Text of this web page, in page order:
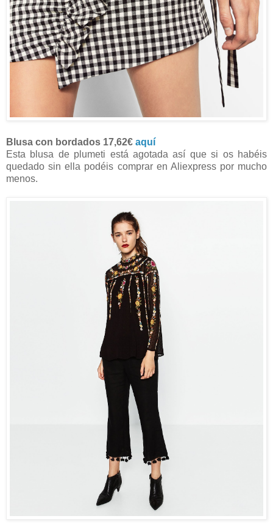
Blusa con bordados 17,62€ aquí
Esta blusa de plumeti está agotada así que si os habéis
quedado sin ella podéis comprar en Aliexpress por mucho
menos.